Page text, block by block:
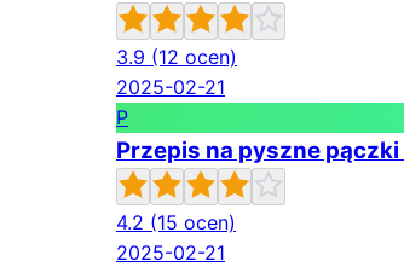
3.9 (12 ocen)
2025-02-21
P
Przepis na pyszne
4.2 (15 ocen)
2025-02-21